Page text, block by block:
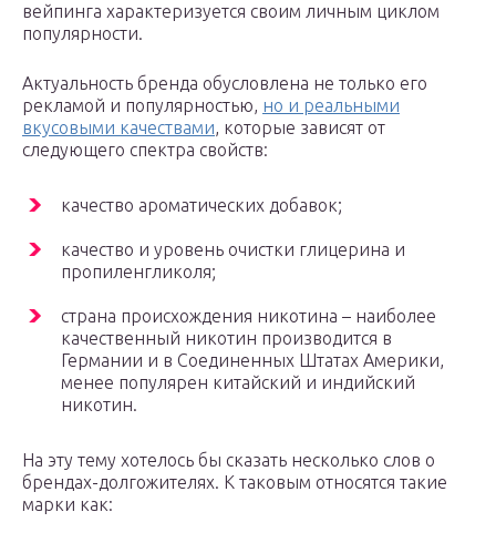
вейпинга характеризуется своим личным циклом
популярности.
Актуальность бренда обусловлена не только его
рекламой и популярностью, но и реальными
вкусовыми качествами, которые зависят от
следующего спектра свойств:
качество ароматических добавок;
качество и уровень очистки глицерина и
пропиленгликоля;
страна происхождения никотина – наиболее
качественный никотин производится в
Германии и в Соединенных Штатах Америки,
менее популярен китайский и индийский
никотин.
На эту тему хотелось бы сказать несколько слов о
брендах-долгожителях. К таковым относятся такие
марки как: